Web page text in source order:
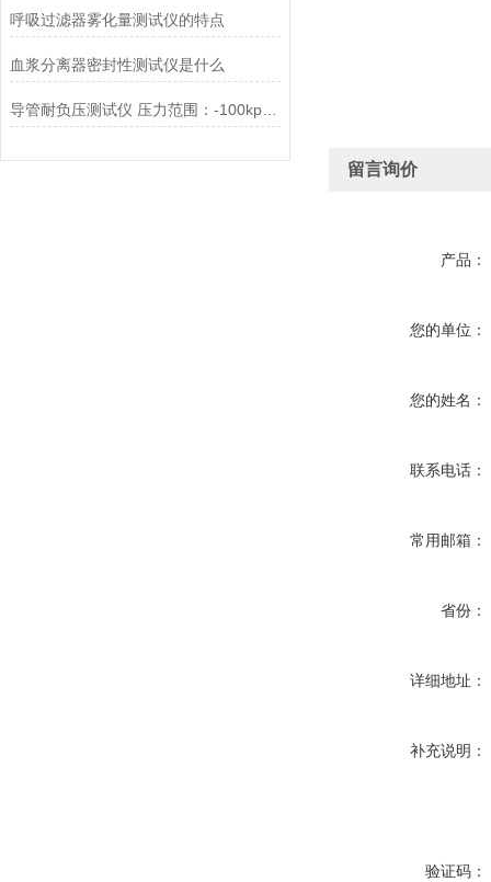
呼吸过滤器雾化量测试仪的特点
血浆分离器密封性测试仪是什么
导管耐负压测试仪 压力范围：-100kpa到500KPa 上海徽涛
留言询价
产品：
您的单位：
您的姓名：
联系电话：
常用邮箱：
省份：
详细地址：
补充说明：
验证码：